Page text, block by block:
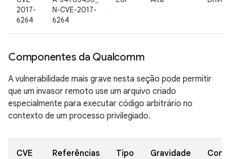
2017-
6264
N-CVE-2017-
6264
Componentes da Qualcomm
A vulnerabilidade mais grave nesta seção pode permitir
que um invasor remoto use um arquivo criado
especialmente para executar código arbitrário no
contexto de um processo privilegiado.
CVE Referências Tipo Gravidade